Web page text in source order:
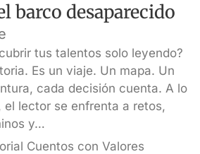
barco desaparecido
tus talentos solo leyendo?
Es un viaje. Un mapa. Un
cada decisión cuenta. A lo
el lector se enfrenta a retos,
y…
Cuentos con Valores